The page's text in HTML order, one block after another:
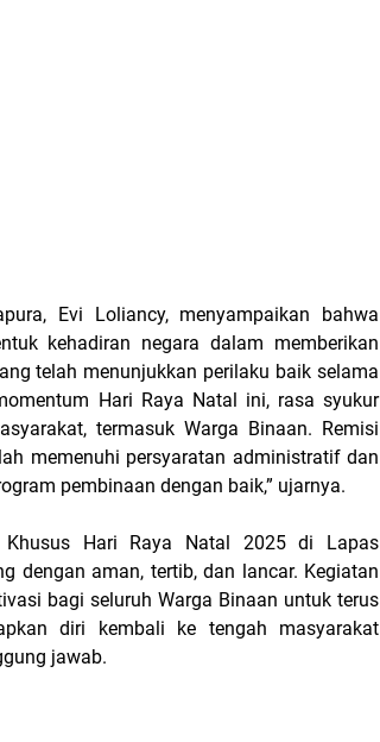
Evi Loliancy, menyampaikan bahwa
kehadiran negara dalam memberikan
telah menunjukkan perilaku baik selama
Hari Raya Natal ini, rasa syukur
termasuk Warga Binaan. Remisi
memenuhi persyaratan administratif dan
pembinaan dengan baik,” ujarnya.
Khusus Hari Raya Natal 2025 di Lapas
dengan aman, tertib, dan lancar. Kegiatan
bagi seluruh Warga Binaan untuk terus
diri kembali ke tengah masyarakat
jawab.